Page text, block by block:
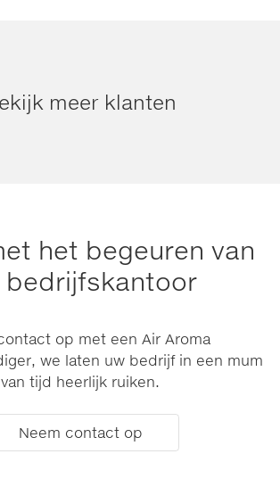
meer klanten
het begeuren van
bedrijfskantoor
op met een Air Aroma
we laten uw bedrijf in een mum
van tijd heerlijk ruiken.
Neem contact op